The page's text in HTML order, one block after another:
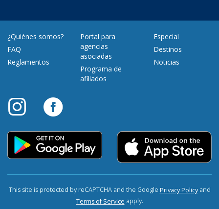
¿Quiénes somos?
FAQ
Reglamentos
Portal para
agencias
asociadas
Programa de
afiliados
Especial
Destinos
Noticias
This site is protected by reCAPTCHA and the Google Privacy Policyand
Terms of Service apply.